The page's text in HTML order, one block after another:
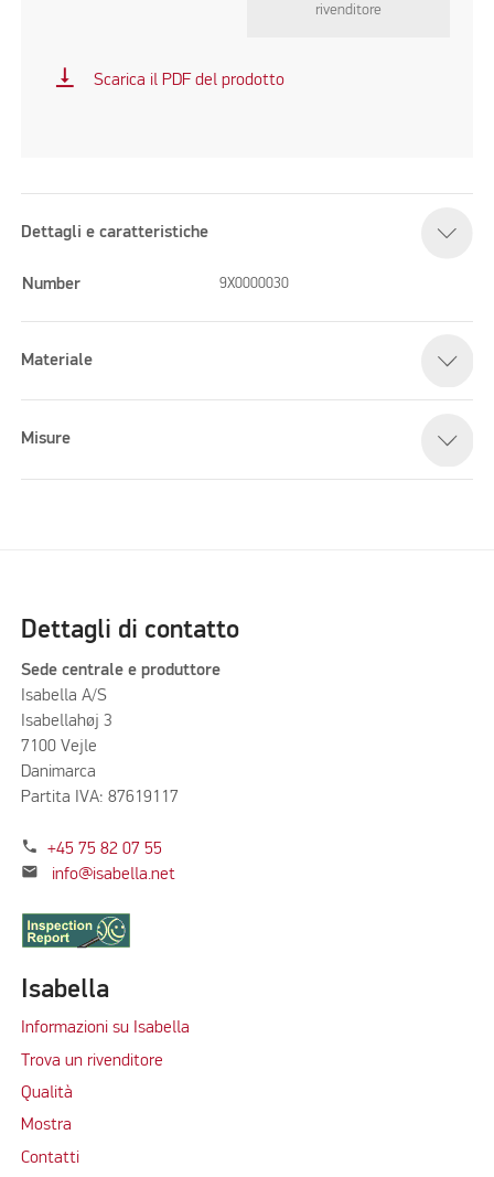
rivenditore
vertical_align_bottom Scarica il PDF del prodotto
Dettagli e caratteristiche
Number 9X0000030
Materiale
Misure
Dettagli di contatto
Sede centrale e produttore
Isabella A/S
Isabellahøj 3
7100 Vejle
Danimarca
Partita IVA: 87619117
phone +45 75 82 07 55
mail info@isabella.net
Isabella
Informazioni su Isabella
Trova un rivenditore
Qualità
Mostra
Contatti